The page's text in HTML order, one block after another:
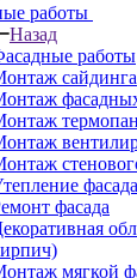
работы
Назад
работы
сайдинга
фасада
фасада
мягкой